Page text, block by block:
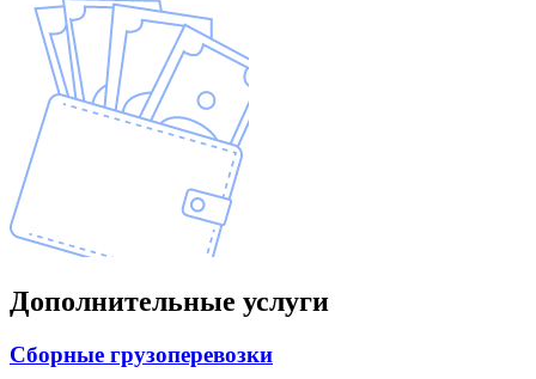
Дополнительные услуги
Сборные грузоперевозки